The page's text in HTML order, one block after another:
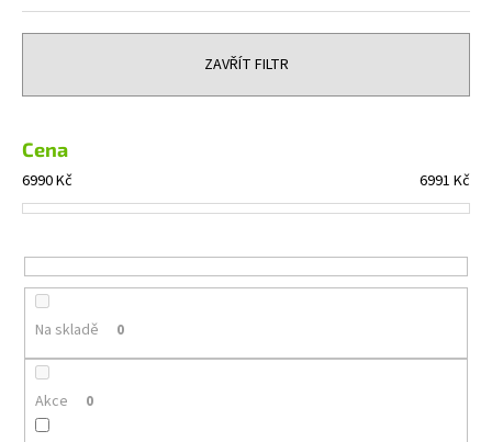
z
e
í
r
o
d
k
t
ZAVŘÍT FILTR
Cena
6990Kč 6991 Kč
Na skladě 0
Akce 0
í
D
o